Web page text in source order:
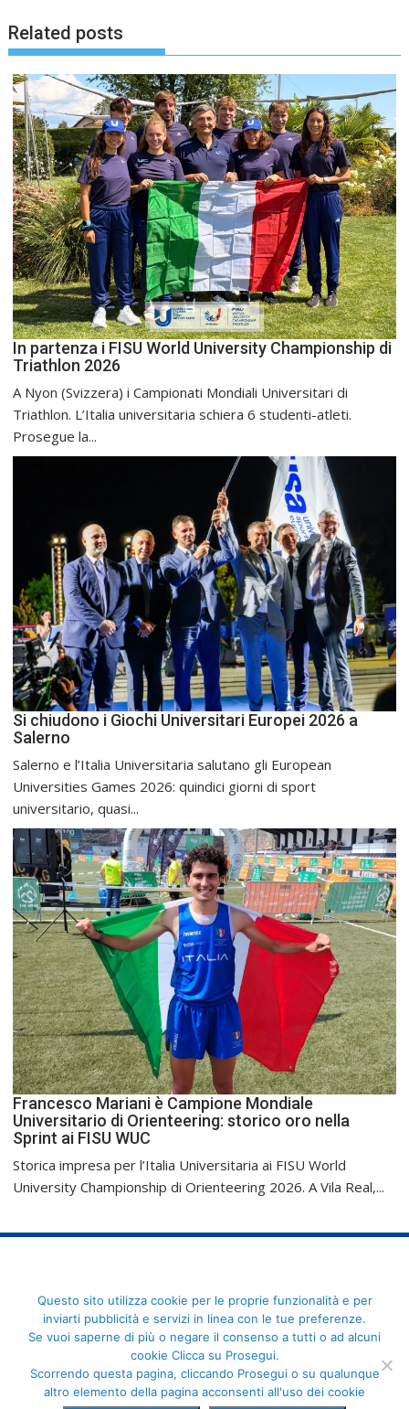
Related posts
In partenza i FISU World University Championship di
Triathlon 2026
A Nyon (Svizzera) i Campionati Mondiali Universitari di
Triathlon. L’Italia universitaria schiera 6 studenti-atleti.
Prosegue la...
Si chiudono i Giochi Universitari Europei 2026 a
Salerno
Salerno e l’Italia Universitaria salutano gli European
Universities Games 2026: quindici giorni di sport
universitario, quasi...
Francesco Mariani è Campione Mondiale
Universitario di Orienteering: storico oro nella
Sprint ai FISU WUC
Storica impresa per l’Italia Universitaria ai FISU World
University Championship di Orienteering 2026. A Vila Real,...
FederCUSI: Federazione Italiana dello Sport Universitario - Via
Angelo Brofferio, 7 - 00195 Roma - C.F. 80109270589
Questo sito utilizza cookie per le proprie funzionalità e per
inviarti pubblicità e servizi in linea con le tue preferenze.
Se vuoi saperne di più o negare il consenso a tutti o ad alcuni
cookie Clicca su Prosegui.
Scorrendo questa pagina, cliccando Prosegui o su qualunque
altro elemento della pagina acconsenti all'uso dei cookie